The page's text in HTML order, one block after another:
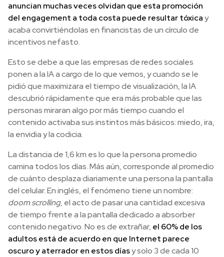
anuncian muchas veces olvidan que esta promoción
del engagement a toda costa puede resultar tóxicay
acaba convirtiéndolas en financistas de un círculo de
incentivos nefasto.
Esto se debe a que las empresas de redes sociales
ponen a la IA a cargo de lo que vemos, y cuando se le
pidió que maximizara el tiempo de visualización, la IA
descubrió rápidamente que era más probable que las
personas miraran algo por más tiempo cuando el
contenido activaba sus instintos más básicos: miedo, ira,
la envidia y la codicia.
La distancia de 1,6 km es lo que la persona promedio
camina todos los días. Más aún, corresponde al promedio
de cuánto desplaza diariamente una persona la pantalla
del celular. En inglés, el fenómeno tiene un nombre:
doom scrolling, el acto de pasar una cantidad excesiva
de tiempo frente a la pantalla dedicado a absorber
contenido negativo. No es de extrañar, el 60% de los
adultos está de acuerdo en que Internet parece
oscuro y aterrador en estos díasy solo 3 de cada 10